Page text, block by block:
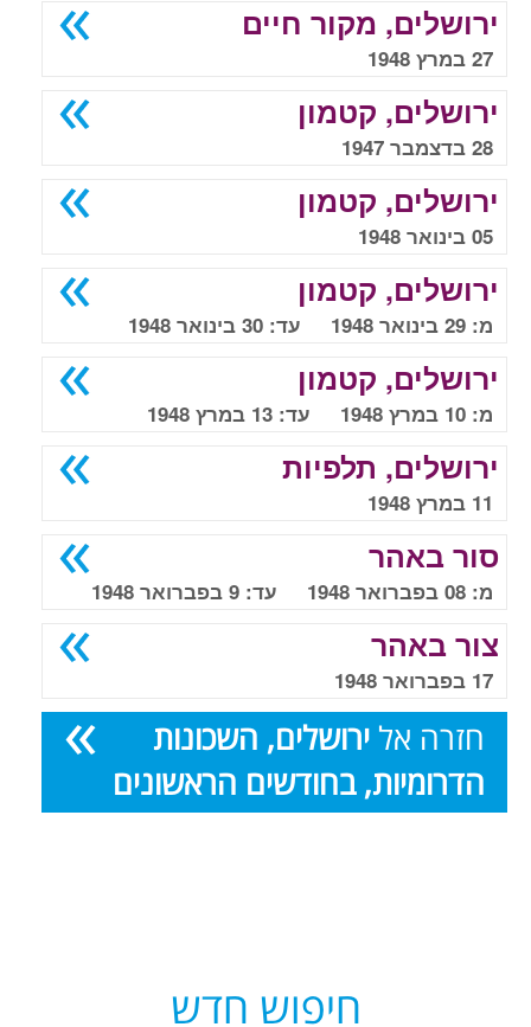
ירושלים, מקור חיים
27 במרץ 1948
ירושלים, קטמון
28 בדצמבר 1947
ירושלים, קטמון
05 בינואר 1948
ירושלים, קטמון
מ: 29 בינואר 1948 עד: 30 בינואר 1948
ירושלים, קטמון
מ: 10 במרץ 1948 עד: 13 במרץ 1948
ירושלים, תלפיות
11 במרץ 1948
סור באהר
מ: 08 בפברואר 1948 עד: 9 בפברואר 1948
צור באהר
17 בפברואר 1948
חזרה אל ירושלים, השכונות
הדרומיות, בחודשים הראשונים
חיפוש חדש